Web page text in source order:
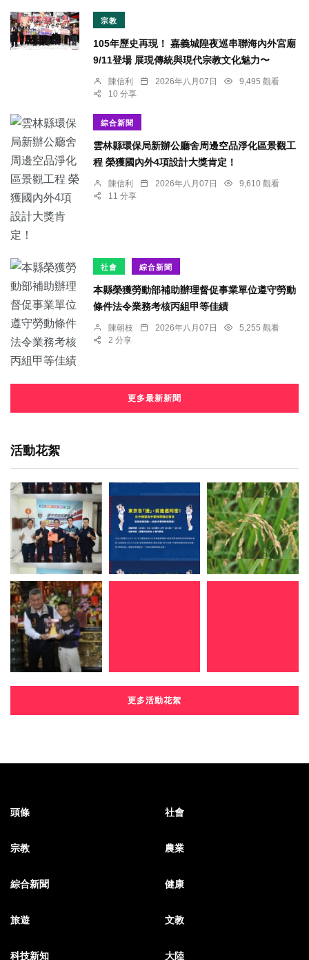
宗教
105年歷史再現！ 嘉義城隍夜巡串聯海內外宮廟
9/11登場 展現傳統與現代宗教文化魅力〜
陳信利 2026年八月07日
9,495 觀看
10 分享
綜合新聞
雲林縣環保局新辦公廳舍周邊空品淨化區景觀工
程 榮獲國內外4項設計大獎肯定！
陳信利 2026年八月07日
9,610 觀看
11 分享
社會 綜合新聞
本縣榮獲勞動部補助辦理督促事業單位遵守勞動
條件法令業務考核丙組甲等佳績
陳朝枝 2026年八月07日
5,255 觀看
2 分享
更多最新新聞
活動花絮
更多活動花絮
頭條 社會
宗教 農業
綜合新聞 健康
旅遊 文教
科技新知 大陸